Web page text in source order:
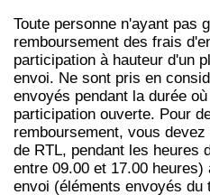
Toute personne n'ayant pas
remboursement des frais
participation à hauteur d'un
envoi. Ne sont pris en
envoyés pendant la durée
participation ouverte. Pour
remboursement, vous
de RTL, pendant les heures
entre 09.00 et 17.00
envoi (éléments envoyés du